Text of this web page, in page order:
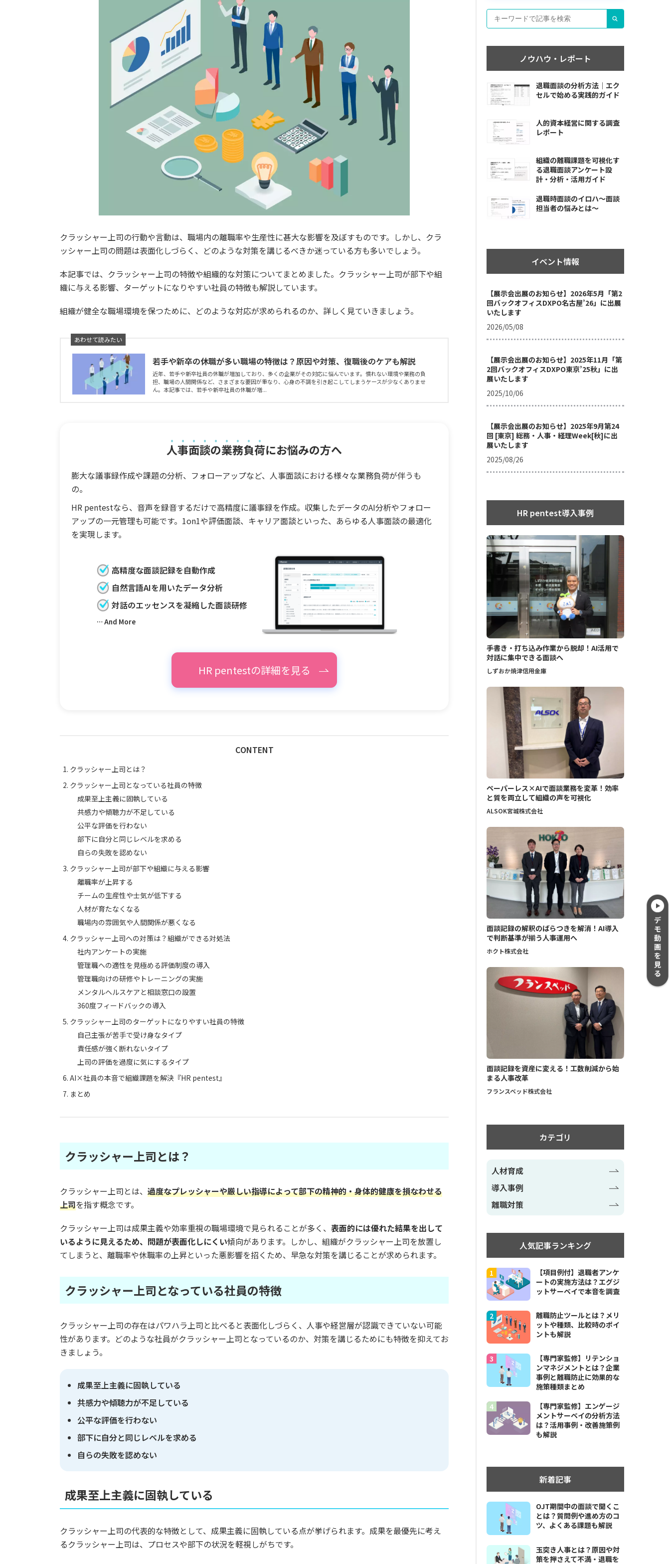
クラッシャー上司の行動や言動は、職場内の離職率や生産性に甚大な影響を及ぼすものです。しかし、クラ
ッシャー上司の問題は表面化しづらく、どのような対策を講じるべきか迷っている方も多いでしょう。
本記事では、クラッシャー上司の特徴や組織的な対策についてまとめました。クラッシャー上司が部下や組
織に与える影響、ターゲットになりやすい社員の特徴も解説しています。
組織が健全な職場環境を保つために、どのような対応が求められるのか、詳しく見ていきましょう。
若手や新卒の休職が多い職場の特徴は？原因や対策、復職後のケアも解説
近年、若手や新卒社員の休職が増加しており、多くの企業がその対応に悩んでいます。慣れない環境や業務の負
担、職場の人間関係など、さまざまな要因が重なり、心身の不調を引き起こしてしまうケースが少なくありませ
ん。本記事では、若手や新卒社員の休職が増...
人事面談の業務負荷にお悩みの方へ
膨大な議事録作成や課題の分析、フォローアップなど、人事面談における様々な業務負荷が伴うも
の。
HR pentestなら、音声を録音するだけで高精度に議事録を作成。収集したデータのAI分析やフォロー
アップの一元管理も可能です。1on1や評価面談、キャリア面談といった、あらゆる人事面談の最適化
を実現します。
高精度な面談記録を自動作成
自然言語AIを用いたデータ分析
対話のエッセンスを凝縮した面談研修
… And More
HR pentestの詳細を見る
CONTENT
クラッシャー上司とは？
クラッシャー上司となっている社員の特徴
成果至上主義に固執している
共感力や傾聴力が不足している
公平な評価を行わない
部下に自分と同じレベルを求める
自らの失敗を認めない
クラッシャー上司が部下や組織に与える影響
離職率が上昇する
チームの生産性や士気が低下する
人材が育たなくなる
職場内の雰囲気や人間関係が悪くなる
クラッシャー上司への対策は？組織ができる対処法
社内アンケートの実施
管理職への適性を見極める評価制度の導入
管理職向けの研修やトレーニングの実施
メンタルヘルスケアと相談窓口の設置
360度フィードバックの導入
クラッシャー上司のターゲットになりやすい社員の特徴
自己主張が苦手で受け身なタイプ
責任感が強く断れないタイプ
上司の評価を過度に気にするタイプ
AI×社員の本音で組織課題を解決『HR pentest』
まとめ
クラッシャー上司とは？
クラッシャー上司とは、 過度なプレッシャーや厳しい指導によって部下の精神的・身体的健康を損なわせる
上司を指す概念です。
クラッシャー上司は成果主義や効率重視の職場環境で見られることが多く、 表面的には優れた結果を出して
いるように見えるため、問題が表面化しにくい傾向があります。しかし、組織がクラッシャー上司を放置し
てしまうと、離職率や休職率の上昇といった悪影響を招くため、早急な対策を講じることが求められます。
クラッシャー上司となっている社員の特徴
クラッシャー上司の存在はパワハラ上司と比べると表面化しづらく、人事や経営層が認識できていない可能
性があります。どのような社員がクラッシャー上司となっているのか、対策を講じるためにも特徴を抑えてお
きましょう。
成果至上主義に固執している
共感力や傾聴力が不足している
公平な評価を行わない
部下に自分と同じレベルを求める
自らの失敗を認めない
成果至上主義に固執している
クラッシャー上司の代表的な特徴として、成果主義に固執している点が挙げられます。成果を最優先に考え
るクラッシャー上司は、プロセスや部下の状況を軽視しがちです。
ノウハウ・レポート
退職面談の分析方法｜エク
セルで始める実践的ガイド
人的資本経営に関する調査
レポート
組織の離職課題を可視化す
る退職面談アンケート設
計・分析・活用ガイド
退職時面談のイロハ〜面談
担当者の悩みとは〜
イベント情報
【展示会出展のお知らせ】2026年5月「第2
回バックオフィスDXPO名古屋’26」に出展
いたします
2026/05/08
【展示会出展のお知らせ】2025年11月「第
2回バックオフィスDXPO東京’25秋」に出
展いたします
2025/10/06
【展示会出展のお知らせ】2025年9月第24
回 [東京] 総務・人事・経理Week[秋]に出
展いたします
2025/08/26
HR pentest導入事例
手書き・打ち込み作業から脱却！AI活用で
対話に集中できる面談へ
しずおか焼津信用金庫
ペーパーレス×AIで面談業務を変革！効率
と質を両立して組織の声を可視化
ALSOK宮城株式会社
面談記録の解釈のばらつきを解消！AI導入
で判断基準が揃う人事運用へ
ホクト株式会社
面談記録を資産に変える！工数削減から始
まる人事改革
フランスベッド株式会社
カテゴリ
人材育成
導入事例
離職対策
人気記事ランキング
【項目例付】退職者アンケ
ートの実施方法は？エグジ
ットサーベイで本音を調査
離職防止ツールとは？メリ
ットや種類、比較時のポイ
ントも解説
【専門家監修】リテンショ
ンマネジメントとは？企業
事例と離職防止に効果的な
施策種類まとめ
【専門家監修】エンゲージ
メントサーベイの分析方法
は？活用事例・改善施策例
も解説
新着記事
OJT期間中の面談で聞くこ
とは？質問例や進め方のコ
ツ、よくある課題も解説
玉突き人事とは？原因や対
策を押さえて不満・退職を